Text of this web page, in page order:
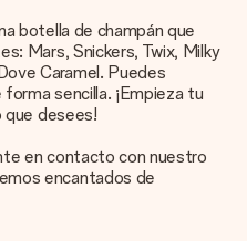
botella de champán que
Mars, Snickers, Twix, Milky
Caramel. Puedes
sencilla. ¡Empieza tu
que desees!
en contacto con nuestro
encantados de